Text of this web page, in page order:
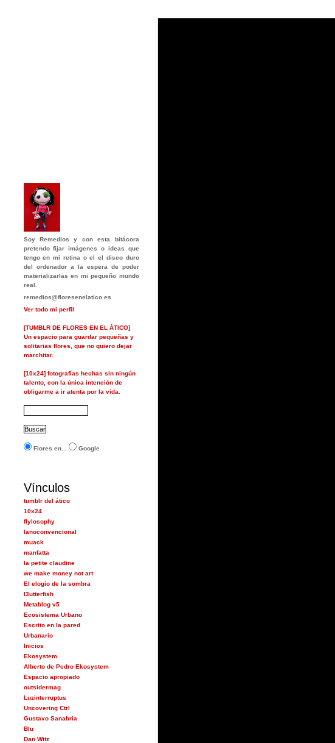
Soy Remedios y con esta bitácora
pretendo fijar imágenes o ideas que
tengo en mi retina o el el disco duro
del ordenador a la espera de poder
materializarlas en mi pequeño mundo
real.
remedios@floresenelatico.es
Ver todo mi perfil
[TUMBLR DE FLORES EN EL ÁTICO]
Un espacio para guardar pequeñas y
solitarias flores, que no quiero dejar
marchitar.
[10x24] fotografías hechas sin ningún
talento, con la única intención de
obligarme a ir atenta por la vida.
Flores en... Google
Vínculos
tumblr del ático
10x24
flylosophy
lanoconvencional
muack
manfatta
la petite claudine
we make money not art
El elogio de la sombra
l3utterfish
Metablog v5
Ecosistema Urbano
Escrito en la pared
Urbanario
Inicios
Ekosystem
Alberto de Pedro Ekosystem
Espacio apropiado
outsidermag
Luzinterruptus
Uncovering Ctrl
Gustavo Sanabria
Blu
Dan Witz